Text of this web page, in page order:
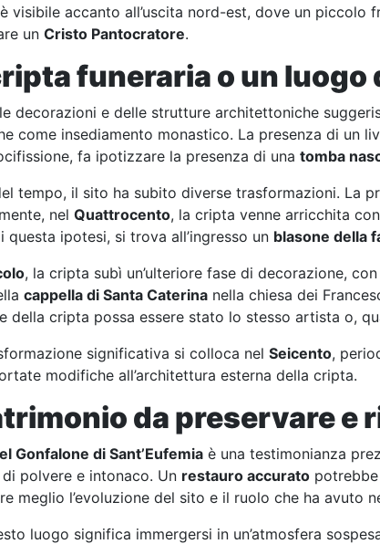
visibile accanto all’uscita nord-est, dove un
un Cristo Pantocratore.
funeraria o un luogo
decorazioni e delle strutture architettoniche
come insediamento monastico. La presenza di un
fa ipotizzare la presenza di una tomba
tempo, il sito ha subito diverse trasformazioni. La
nel Quattrocento, la cripta venne arricchita
questa ipotesi, si trova all’ingresso un blasone della
, la cripta subì un’ulteriore fase di decorazione,
cappella di Santa Caterina nella chiesa dei
della cripta possa essere stato lo stesso artista o,
significativa si colloca nel Seicento,
modifiche all’architettura esterna della cripta.
da preservare e
Gonfalone di Sant’Eufemia è una testimonianza
polvere e intonaco. Un restauro accurato
meglio l’evoluzione del sito e il ruolo che ha avuto
luogo significa immergersi in un’atmosfera